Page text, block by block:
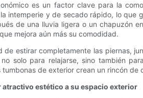
es un factor clave para la
intemperie y de secado rápido, lo que
de una lluvia ligera o un chapuzón
mejora aún más su comodidad.
de estirar completamente las piernas,
no solo para relajarse, sino también
tumbonas de exterior crean un rincón
atractivo estético a su espacio exterior